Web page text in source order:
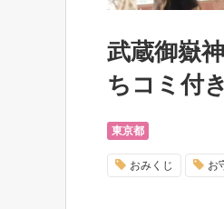
武蔵御嶽
ちコミ付き
東京都
おみくじ お